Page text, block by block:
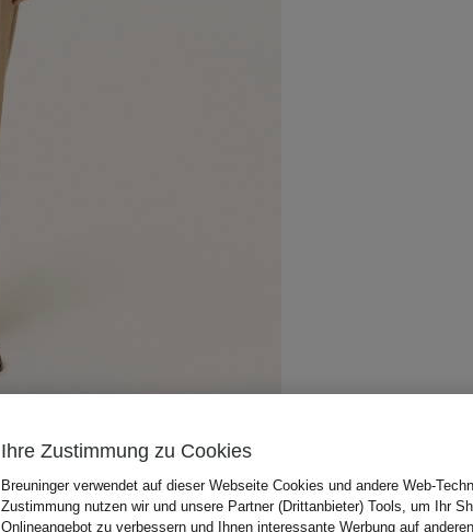
Ihre Zustimmung zu Cookies
Breuninger verwendet auf dieser Webseite Cookies und andere Web-
Zustimmung nutzen wir und unsere Partner (Drittanbieter) Tools, um Ihr
Onlineangebot zu verbessern und Ihnen interessante Werbung auf